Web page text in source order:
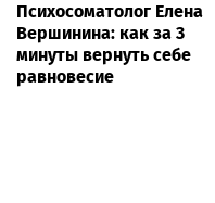
Психосоматолог Елена
Вершинина: как за 3
минуты вернуть себе
равновесие